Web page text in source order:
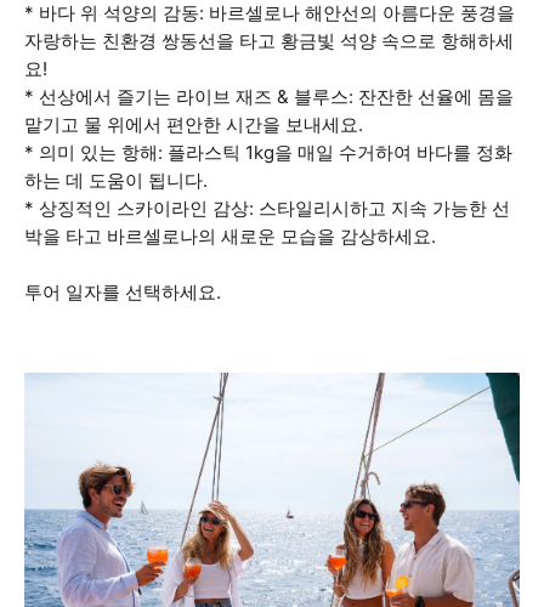
* 바다 위 석양의 감동: 바르셀로나 해안선의 아름다운 풍경을
자랑하는 친환경 쌍동선을 타고 황금빛 석양 속으로 항해하세
요!
* 선상에서 즐기는 라이브 재즈 & 블루스: 잔잔한 선율에 몸을
맡기고 물 위에서 편안한 시간을 보내세요.
* 의미 있는 항해: 플라스틱 1kg을 매일 수거하여 바다를 정화
하는 데 도움이 됩니다.
* 상징적인 스카이라인 감상: 스타일리시하고 지속 가능한 선
박을 타고 바르셀로나의 새로운 모습을 감상하세요.
투어 일자를 선택하세요.